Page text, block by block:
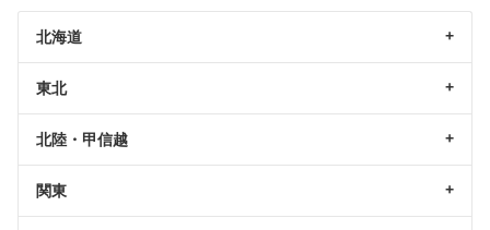
北海道
東北
北陸・甲信越
関東